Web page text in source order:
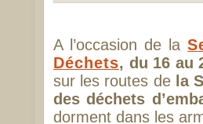
A l’occasion de la
Déchets, du 16 au
sur les routes de la
des déchets
dorment dans les